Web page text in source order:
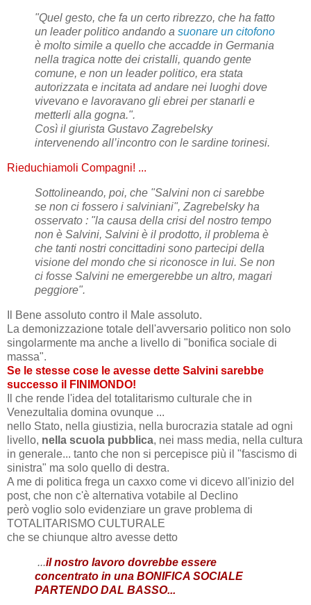
"Quel gesto, che fa un certo ribrezzo, che ha fatto
un leader politico andando a suonare un citofono
è molto simile a quello che accadde in Germania
nella tragica notte dei cristalli, quando gente
comune, e non un leader politico, era stata
autorizzata e incitata ad andare nei luoghi dove
vivevano e lavoravano gli ebrei per stanarli e
metterli alla gogna.".
Così il giurista Gustavo Zagrebelsky
intervenendo all’incontro con le sardine torinesi.
Rieduchiamoli Compagni! ...
Sottolineando, poi, che "Salvini non ci sarebbe
se non ci fossero i salviniani", Zagrebelsky ha
osservato : "la causa della crisi del nostro tempo
non è Salvini, Salvini è il prodotto, il problema è
che tanti nostri concittadini sono partecipi della
visione del mondo che si riconosce in lui. Se non
ci fosse Salvini ne emergerebbe un altro, magari
peggiore".
Il Bene assoluto contro il Male assoluto.
La demonizzazione totale dell'avversario politico non solo
singolarmente ma anche a livello di "bonifica sociale di
massa".
Se le stesse cose le avesse dette Salvini sarebbe
successo il FINIMONDO!
Il che rende l'idea del totalitarismo culturale che in
VenezuItalia domina ovunque ...
nello Stato, nella giustizia, nella burocrazia statale ad ogni
livello, nella scuola pubblica, nei mass media, nella cultura
in generale... tanto che non si percepisce più il "fascismo di
sinistra" ma solo quello di destra.
A me di politica frega un caxxo come vi dicevo all'inizio del
post, che non c'è alternativa votabile al Declino
però voglio solo evidenziare un grave problema di
TOTALITARISMO CULTURALE
che se chiunque altro avesse detto
...il nostro lavoro dovrebbe essere
concentrato in una BONIFICA SOCIALE
PARTENDO DAL BASSO...